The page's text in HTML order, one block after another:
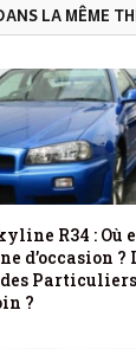
LA MÊME
R34 : Où
d’occasion ?
?